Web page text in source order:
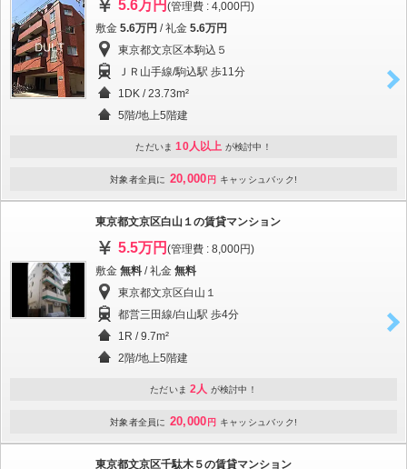
5.6万円 (管理費 : 4,000円)
敷金 5.6万円 / 礼金 5.6万円
東京都文京区本駒込５
ＪＲ山手線/駒込駅 歩11分
1DK / 23.73m²
5階/地上5階建
ただいま 10人以上 が検討中！
対象者全員に 20,000 円 キャッシュバック!
東京都文京区白山１の賃貸マンション
5.5万円 (管理費 : 8,000円)
敷金 無料 / 礼金 無料
東京都文京区白山１
都営三田線/白山駅 歩4分
1R / 9.7m²
2階/地上5階建
ただいま 2人 が検討中！
対象者全員に 20,000 円 キャッシュバック!
東京都文京区千駄木５の賃貸マンション